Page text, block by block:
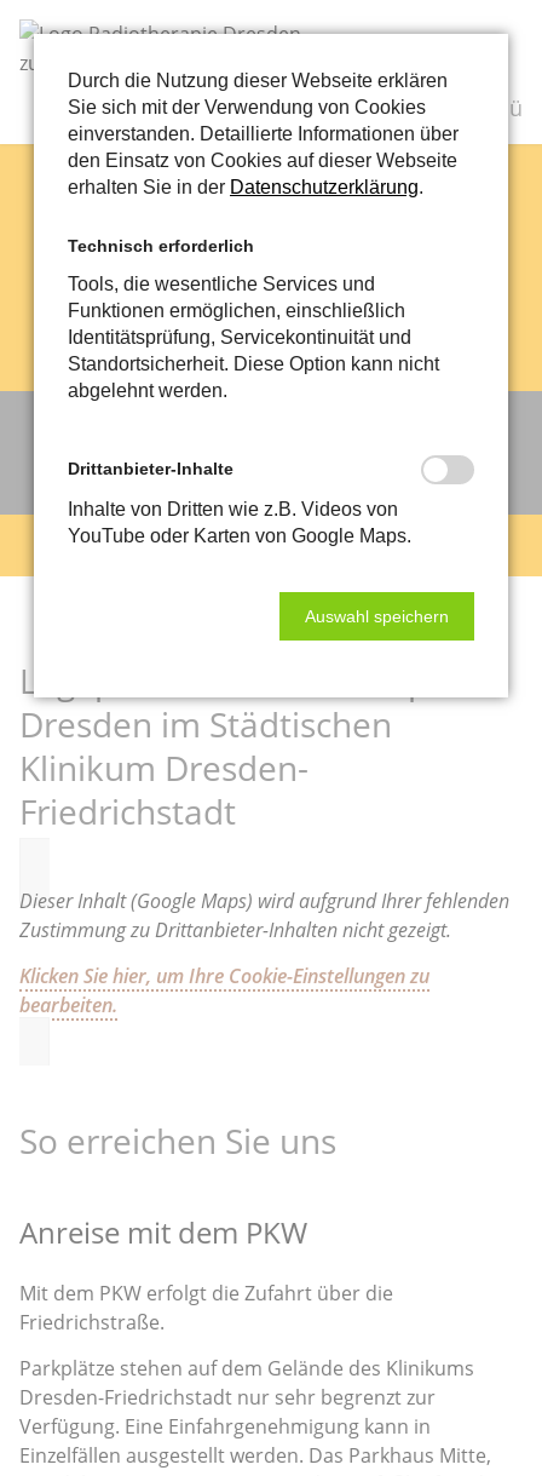
Menü
Anfahrt – Ihr Weg zu uns
Lageplan der Radiotherapie
Dresden im Städtischen
Klinikum Dresden-
Friedrichstadt
Dieser Inhalt (Google Maps) wird aufgrund Ihrer fehlenden
Zustimmung zu Drittanbieter-Inhalten nicht gezeigt.
Klicken Sie hier, um Ihre Cookie-Einstellungen zu
bearbeiten.
So erreichen Sie uns
Anreise mit dem PKW
Mit dem PKW erfolgt die Zufahrt über die
Friedrichstraße.
Parkplätze stehen auf dem Gelände des Klinikums
Dresden-Friedrichstadt nur sehr begrenzt zur
Verfügung. Eine Einfahrgenehmigung kann in
Einzelfällen ausgestellt werden. Das Parkhaus Mitte,
Durch die Nutzung dieser Webseite erklären
Sie sich mit der Verwendung von Cookies
einverstanden. Detaillierte Informationen über
den Einsatz von Cookies auf dieser Webseite
erhalten Sie in der Datenschutzerklärung.
Technisch erforderlich
Tools, die wesentliche Services und
Funktionen ermöglichen, einschließlich
Identitätsprüfung, Servicekontinuität und
Standortsicherheit. Diese Option kann nicht
abgelehnt werden.
Drittanbieter-Inhalte
Inhalte von Dritten wie z.B. Videos von
YouTube oder Karten von Google Maps.
Auswahl speichern